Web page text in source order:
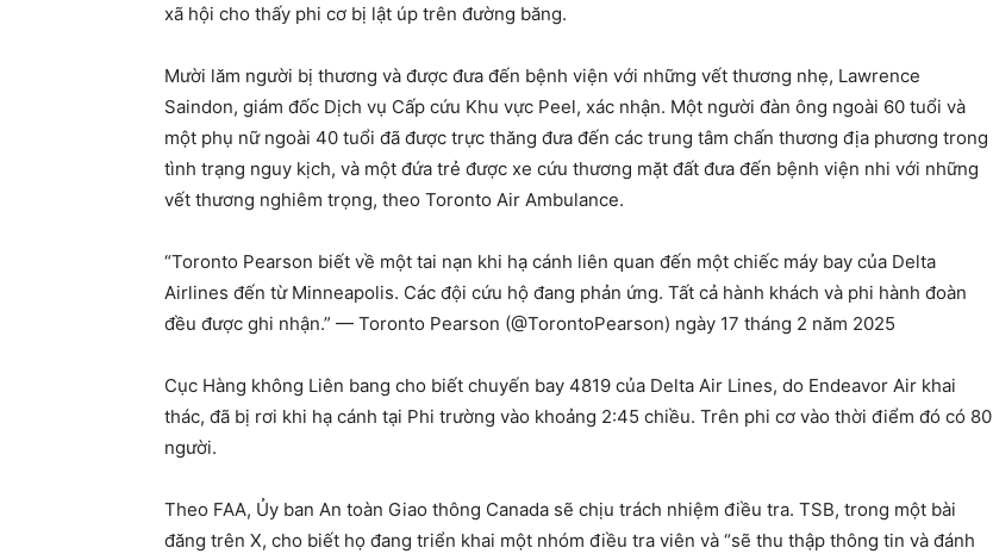
xã hội cho thấy phi cơ bị lật úp trên đường băng.
Mười lăm người bị thương và được đưa đến bệnh viện với những vết thương nhẹ, Lawrence
Saindon, giám đốc Dịch vụ Cấp cứu Khu vực Peel, xác nhận. Một người đàn ông ngoài 60 tuổi và
một phụ nữ ngoài 40 tuổi đã được trực thăng đưa đến các trung tâm chấn thương địa phương trong
tình trạng nguy kịch, và một đứa trẻ được xe cứu thương mặt đất đưa đến bệnh viện nhi với những
vết thương nghiêm trọng, theo Toronto Air Ambulance.
“Toronto Pearson biết về một tai nạn khi hạ cánh liên quan đến một chiếc máy bay của Delta
Airlines đến từ Minneapolis. Các đội cứu hộ đang phản ứng. Tất cả hành khách và phi hành đoàn
đều được ghi nhận.” — Toronto Pearson (@TorontoPearson) ngày 17 tháng 2 năm 2025
Cục Hàng không Liên bang cho biết chuyến bay 4819 của Delta Air Lines, do Endeavor Air khai
thác, đã bị rơi khi hạ cánh tại Phi trường vào khoảng 2:45 chiều. Trên phi cơ vào thời điểm đó có 80
người.
Theo FAA, Ủy ban An toàn Giao thông Canada sẽ chịu trách nhiệm điều tra. TSB, trong một bài
đăng trên X, cho biết họ đang triển khai một nhóm điều tra viên và “sẽ thu thập thông tin và đánh